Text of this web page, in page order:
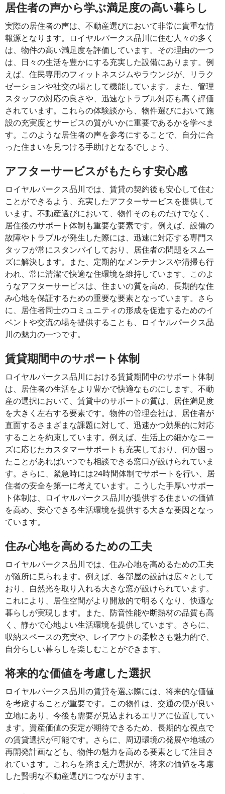
居住者の声から学ぶ満足度の高い暮らし
実際の居住者の声は、不動産選びにおいて非常に貴重な情
報源となります。ロイヤルパークス品川に住む人々の多く
は、物件の高い満足度を評価しています。その理由の一つ
は、日々の生活を豊かにする充実した設備にあります。例
えば、住民専用のフィットネスジムやラウンジが、リラク
ゼーションや社交の場として機能しています。また、管理
スタッフの対応の良さや、迅速なトラブル対応も高く評価
されています。これらの体験談から、物件選びにおいて施
設の充実度とサービスの質がいかに重要であるかを学べま
す。このような居住者の声を参考にすることで、自分に合
った住まいを見つける手助けとなるでしょう。
アフターサービスがもたらす安心感
ロイヤルパークス品川では、賃貸の契約後も安心して住む
ことができるよう、充実したアフターサービスを提供して
います。不動産選びにおいて、物件そのものだけでなく、
居住後のサポート体制も重要な要素です。例えば、設備の
故障やトラブルが発生した際には、迅速に対応する専門ス
タッフが常にスタンバイしており、居住者の問題をスムー
ズに解決します。また、定期的なメンテナンスや清掃も行
われ、常に清潔で快適な住環境を維持しています。このよ
うなアフターサービスは、住まいの質を高め、長期的な住
み心地を保証するための重要な要素となっています。さら
に、居住者同士のコミュニティの形成を促進するためのイ
ベントや交流の場を提供することも、ロイヤルパークス品
川の魅力の一つです。
賃貸期間中のサポート体制
ロイヤルパークス品川における賃貸期間中のサポート体制
は、居住者の生活をより豊かで快適なものにします。不動
産の選択において、賃貸中のサポートの質は、居住満足度
を大きく左右する要素です。物件の管理会社は、居住者が
直面するさまざまな課題に対して、迅速かつ効果的に対応
することを約束しています。例えば、生活上の細かなニー
ズに応じたカスタマーサポートも充実しており、何か困っ
たことがあればいつでも相談できる窓口が設けられていま
す。さらに、緊急時には24時間体制でサポートを行い、居
住者の安全を第一に考えています。こうした手厚いサポー
ト体制は、ロイヤルパークス品川が提供する住まいの価値
を高め、安心できる生活環境を提供する大きな要因となっ
ています。
住み心地を高めるための工夫
ロイヤルパークス品川では、住み心地を高めるための工夫
が随所に見られます。例えば、各部屋の設計は広々として
おり、自然光を取り入れる大きな窓が設けられています。
これにより、居住空間がより開放的で明るくなり、快適な
暮らしが実現します。また、防音性能や断熱材の品質も高
く、静かで心地よい生活環境を提供しています。さらに、
収納スペースの充実や、レイアウトの柔軟さも魅力的で、
自分らしい暮らしを楽しむことができます。
将来的な価値を考慮した選択
ロイヤルパークス品川の賃貸を選ぶ際には、将来的な価値
を考慮することが重要です。この物件は、交通の便が良い
立地にあり、今後も需要が見込まれるエリアに位置してい
ます。資産価値の安定が期待できるため、長期的な視点で
の賃貸選択が可能です。さらに、周辺環境の発展や地域の
再開発計画なども、物件の魅力を高める要素として注目さ
れています。これらを踏まえた選択が、将来の価値を考慮
した賢明な不動産選びにつながります。